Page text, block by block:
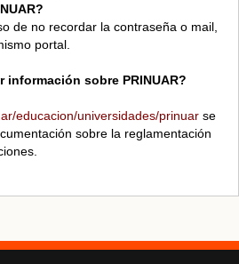
de no recordar la contraseña o mail,
portal.
información sobre PRINUAR?
educacion/universidades/prinuar se
sobre la reglamentación